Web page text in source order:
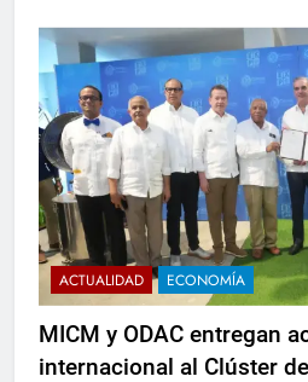
ACTUALIDAD ECONOMÍA
MICM y ODAC entregan
internacional al Clúster